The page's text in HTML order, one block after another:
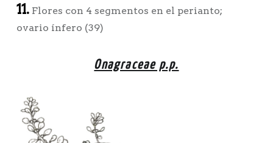
11.Flores con 4 segmentos en el perianto;
ovario ínfero (39)
Onagraceae p.p.